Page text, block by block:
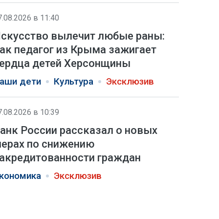
в 11:40
вылечит любые раны:
педагог из Крыма зажигает
детей Херсонщины
дети Культура Эксклюзив
в 10:39
России рассказал о новых
по снижению
граждан
Эксклюзив